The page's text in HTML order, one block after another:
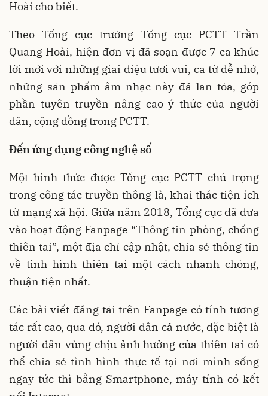
Hoài cho biết.
Theo Tổng cục trưởng Tổng cục PCTT Trần
Quang Hoài, hiện đơn vị đã soạn được 7 ca khúc
lời mới với những giai điệu tươi vui, ca từ dễ nhớ,
những sản phẩm âm nhạc này đã lan tỏa, góp
phần tuyên truyền nâng cao ý thức của người
dân, cộng đồng trong PCTT.
Đến ứng dụng công nghệ số
Một hình thức được Tổng cục PCTT chú trọng
trong công tác truyền thông là, khai thác tiện ích
từ mạng xã hội. Giữa năm 2018, Tổng cục đã đưa
vào hoạt động Fanpage “Thông tin phòng, chống
thiên tai”, một địa chỉ cập nhật, chia sẻ thông tin
về tình hình thiên tai một cách nhanh chóng,
thuận tiện nhất.
Các bài viết đăng tải trên Fanpage có tính tương
tác rất cao, qua đó, người dân cả nước, đặc biệt là
người dân vùng chịu ảnh hưởng của thiên tai có
thể chia sẻ tình hình thực tế tại nơi mình sống
ngay tức thì bằng Smartphone, máy tính có kết